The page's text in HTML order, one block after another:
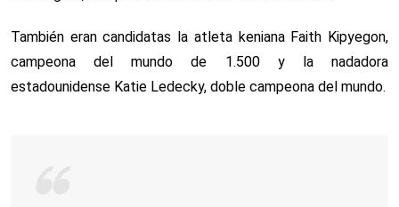
También eran candidatas la atleta keniana Faith Kipyegon,
campeona del mundo de 1.500 y la nadadora
estadounidense Katie Ledecky, doble campeona del mundo.